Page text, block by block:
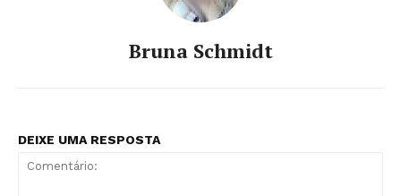
Bruna Schmidt
DEIXE UMA RESPOSTA